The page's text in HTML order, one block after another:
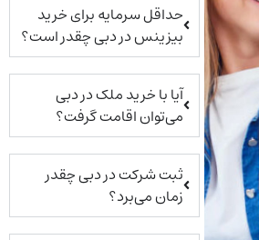
حداقل سرمایه برای خرید
بیزینس در دبی چقدر است؟
آیا با خرید ملک در دبی
می‌توان اقامت گرفت؟
ثبت شرکت در دبی چقدر
زمان می‌برد؟